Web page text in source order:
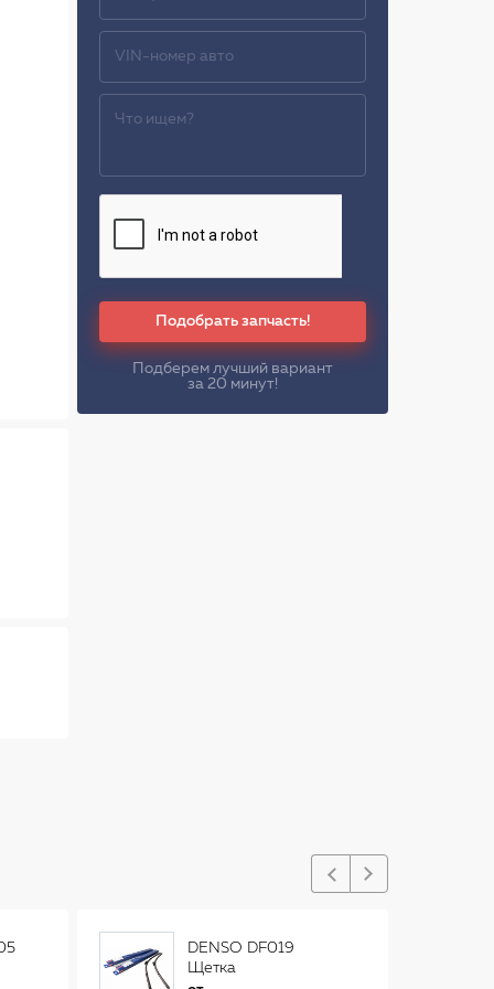
Подобрать запчасть!
Подберем лучший вариант
за 20 минут!
DENSO DF019
Щетка